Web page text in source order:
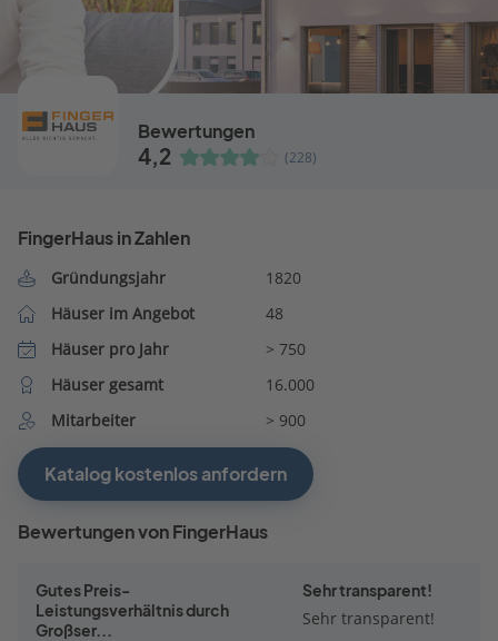
Bewertungen
4,2 (228)
FingerHaus in Zahlen
Gründungsjahr
1820
Häuser im Angebot
48
Häuser pro Jahr
> 750
Häuser gesamt
16.000
Mitarbeiter
> 900
Katalog kostenlos anfordern
Bewertungen von FingerHaus
Gutes Preis-
Leistungsverhältnis durch
Großser...
Sehr transparent!
Sehr transparent!